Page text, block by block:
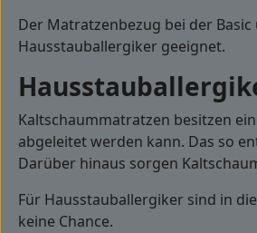
Der Matratzenbezug bei der
Hausstauballergiker geeignet.
Kaltschaummatratzen besitzen
abgeleitet werden kann. Das so
Darüber hinaus sorgen
Für Hausstauballergiker sind in
keine Chance.